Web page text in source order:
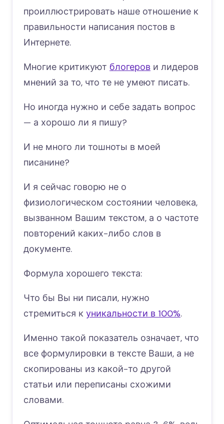
проиллюстрировать наше отношение к
правильности написания постов в
Интернете.
Многие критикуют блогеров и лидеров
мнений за то, что те не умеют писать.
Но иногда нужно и себе задать вопрос
— а хорошо ли я пишу?
И не много ли тошноты в моей
писанине?
И я сейчас говорю не о
физиологическом состоянии человека,
вызванном Вашим текстом, а о частоте
повторений каких-либо слов в
документе.
Формула хорошего текста:
Что бы Вы ни писали, нужно
стремиться к уникальности в 100%.
Именно такой показатель означает, что
все формулировки в тексте Ваши, а не
скопированы из какой-то другой
статьи или переписаны схожими
словами.